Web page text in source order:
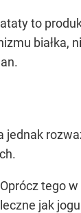
to
białka,
jednak
tego
jak